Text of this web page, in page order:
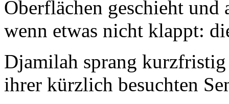
Oberflächen geschieht und
wenn etwas nicht klappt:
Djamilah sprang
ihrer kürzlich besuchten